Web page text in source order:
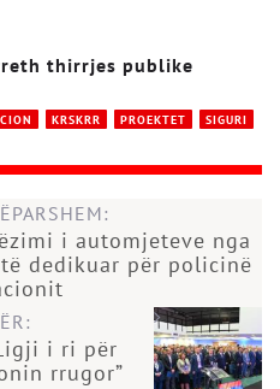
thirrjes publike
KRSKRR PROEKTET SIGURI
i automjeteve nga
të dedikuar për policinë
i ri për
rrugor”